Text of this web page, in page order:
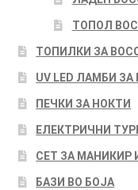
ТОПОЛ
ТОПИЛКИ ЗА
UV LED ЛАМБИ ЗА
ПЕЧКИ ЗА НОКТИ
ЕЛЕКТРИЧНИ
СЕТ ЗА МАНИКИР
БАЗИ ВО БОЈА